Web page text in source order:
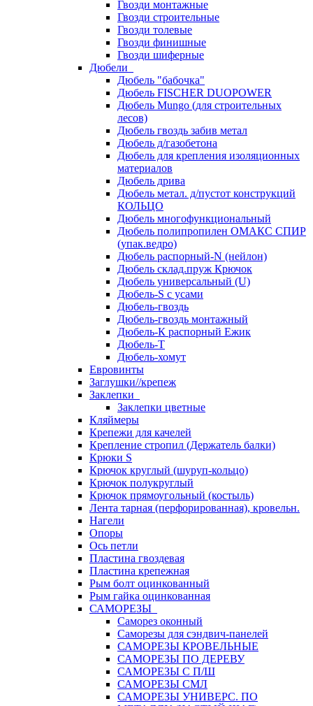
Гвозди монтажные
Гвозди строительные
Гвозди толевые
Гвозди финишные
Гвозди шиферные
Дюбели
Дюбель "бабочка"
Дюбель FISCHER DUOPOWER
Дюбель Mungo (для строительных
лесов)
Дюбель гвоздь забив метал
Дюбель д/газобетона
Дюбель для крепления изоляционных
материалов
Дюбель дрива
Дюбель метал. д/пустот конструкций
КОЛЬЦО
Дюбель многофункциональный
Дюбель полипропилен ОМАКС СПИР
(упак.ведро)
Дюбель распорный-N (нейлон)
Дюбель склад.пруж Крючок
Дюбель универсальный (U)
Дюбель-S с усами
Дюбель-гвоздь
Дюбель-гвоздь монтажный
Дюбель-К распорный Ежик
Дюбель-Т
Дюбель-хомут
Евровинты
Заглушки//крепеж
Заклепки
Заклепки цветные
Кляймеры
Крепежи для качелей
Крепление стропил (Держатель балки)
Крюки S
Крючок круглый (шуруп-кольцо)
Крючок полукруглый
Крючок прямоугольный (костыль)
Лента тарная (перфорированная), кровельн.
Нагели
Опоры
Ось петли
Пластина гвоздевая
Пластина крепежная
Рым болт оцинкованный
Рым гайка оцинкованная
САМОРЕЗЫ
Саморез оконный
Саморезы для сэндвич-панелей
САМОРЕЗЫ КРОВЕЛЬНЫЕ
САМОРЕЗЫ ПО ДЕРЕВУ
САМОРЕЗЫ С П/Ш
САМОРЕЗЫ СМЛ
САМОРЕЗЫ УНИВЕРС. ПО